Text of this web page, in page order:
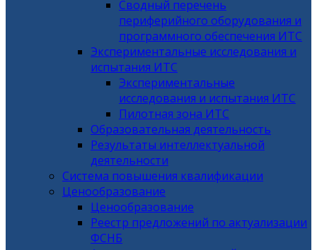
Сводный перечень
периферийного оборудования и
программного обеспечения ИТС
Экспериментальные исследования и
испытания ИТС
Экспериментальные
исследования и испытания ИТС
Пилотная зона ИТС
Образовательная деятельность
Результаты интеллектуальной
деятельности
Система повышения квалификации
Ценообразование
Ценообразование
Реестр предложений по актуализации
ФСНБ